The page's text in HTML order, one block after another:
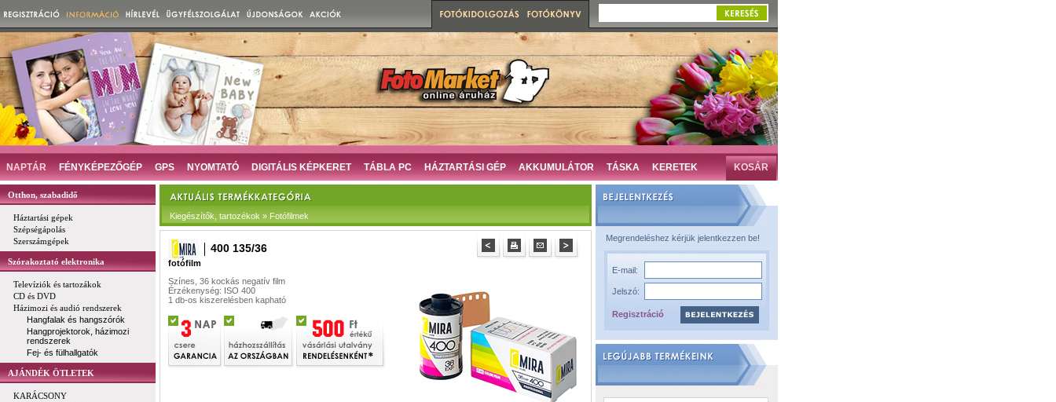
NAPTÁR FÉNYKÉPEZŐGÉP GPS NYOMTATÓ DIGITÁLIS KÉPKERET TÁBLA PC HÁZTARTÁSI GÉP AKKUMULÁTOR TÁSKA KERETEK KOSÁR
Otthon, szabadidő
Háztartási gépek
Szépségápolás
Szerszámgépek
Szórakoztató elektronika
Televíziók és tartozákok
CD és DVD
Házimozi és audió rendszerek
Hangfalak és hangszórók
Hangprojektorok, házimozi
rendszerek
Fej- és fülhallgatók
AJÁNDÉK ÖTLETEK
KARÁCSONY
Kiegészítők, tartozékok » Fotófilmek
400 135/36
fotófilm
Színes, 36 kockás negatív film
Érzékenység: ISO 400
1 db-os kiszerelésben kapható
Megrendeléshez kérjük jelentkezzen be!
E-mail:
Jelszó:
Regisztráció